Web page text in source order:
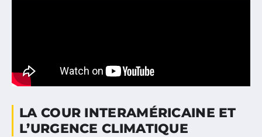
LA COUR INTERAMÉRICAINE ET
L’URGENCE CLIMATIQUE